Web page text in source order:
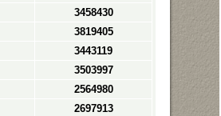
3458430
3819405
3443119
3503997
2564980
2697913